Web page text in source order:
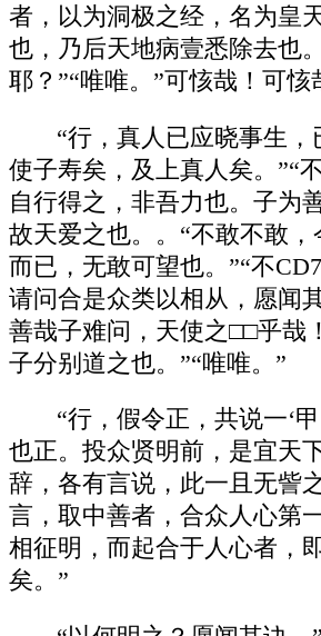
者，以为洞极之经，名为皇
也，乃后天地病壹悉除去也
耶？”“唯唯。”可㤥哉！可㤥
“行，真人已应晓事生
使子寿矣，及上真人矣。”“
自行得之，非吾力也。子为
故天爱之也。。“不敢不敢
而已，无敢可望也。”“不
请问合是众类以相从，愿闻
善哉子难问，天使之□□乎哉
子分别道之也。”“唯唯。”
“行，假令正，共说一‘
也正。投众贤明前，是宜天
辞，各有言说，此一且无訾
言，取中善者，合众人心第
相征明，而起合于人心者，
矣。”